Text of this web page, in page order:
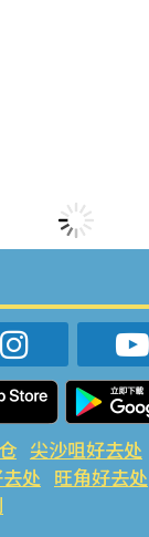
尖沙咀好去处
处 旺角好去处